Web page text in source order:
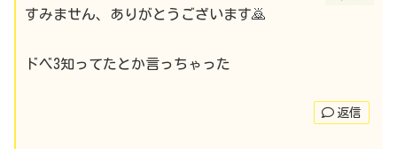
すみません、ありがとうございます🙇
ドベ3知ってたとか言っちゃった
返信